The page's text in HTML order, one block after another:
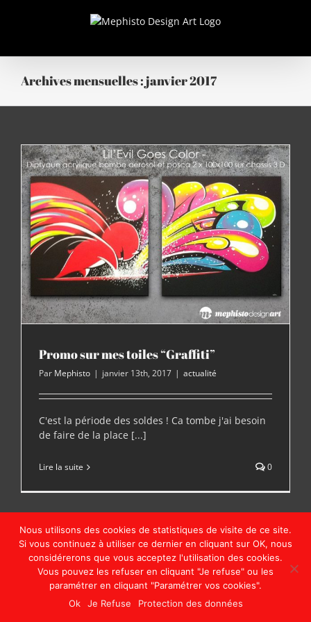
Archives mensuelles :janvier 2017
Promo sur mes toiles “Graffiti”
Promo sur mes toiles “Graffiti”
Par Mephisto | janvier 13th, 2017 | actualité
C'est la période des soldes ! Ca tombe j'ai besoin
de faire de la place [...]
Lire la suite 0
Copyright © MephistoDesign | Tous droits réservés | Website by
MephistoDesign
Nous utilisons des cookies de statistiques de visite de ce site.
Si vous continuez à utiliser ce dernier en cliquant sur OK, nous
considérerons que vous acceptez l'utilisation des cookies.
Vous pouvez les refuser en cliquant "Je refuse" ou les
paramétrer en cliquant "Paramétrer vos cookies".
Ok
Je Refuse Protection des données